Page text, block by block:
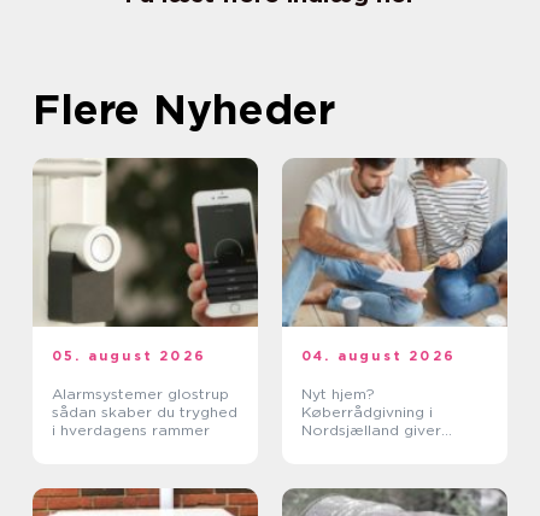
Flere Nyheder
05. august 2026
Alarmsystemer glostrup
sådan skaber du tryghed
i hverdagens rammer
04. august 2026
Nyt hjem?
Køberrådgivning i
Nordsjælland giver